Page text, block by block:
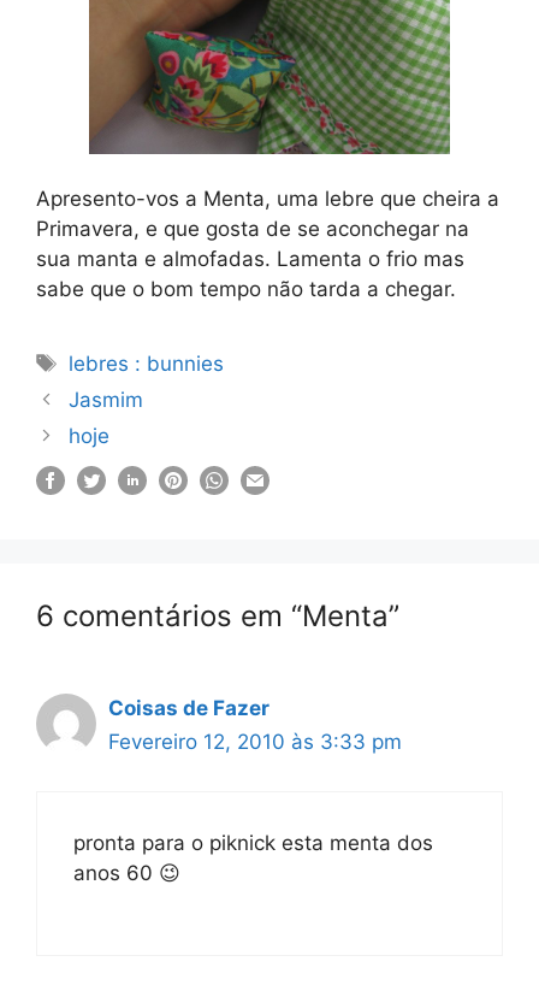
Apresento-vos a Menta, uma lebre que cheira a
Primavera, e que gosta de se aconchegar na
sua manta e almofadas. Lamenta o frio mas
sabe que o bom tempo não tarda a chegar.
Etiquetas
lebres : bunnies
Jasmim
hoje
6 comentários em “Menta”
Coisas de Fazer
Fevereiro 12, 2010 às 3:33 pm
pronta para o piknick esta menta dos
anos 60 😉